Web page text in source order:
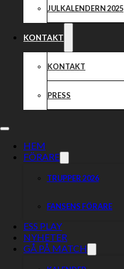
JULKALENDERN 2025
KONTAKT
KONTAKT
PRESS
HEM
FÖRARE
TRUPPER 2026
FANSENS FÖRARE
ESS PLAY
NYHETER
GÅ PÅ MATCH